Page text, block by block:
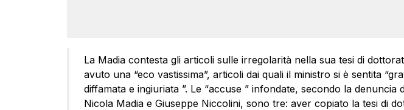
La Madia contesta gli articoli sulle irregolarità nella sua tesi di
avuto una “eco vastissima”, articoli dai quali il ministro si è sentita
diffamata e ingiuriata ”. Le “accuse ” infondate, secondo la denuncia
Nicola Madia e Giuseppe Niccolini, sono tre: aver copiato la tesi di